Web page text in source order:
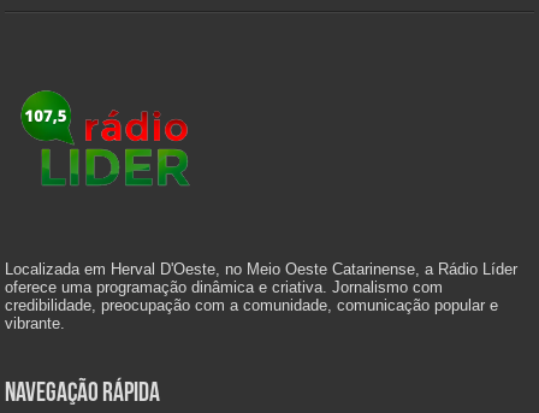
Localizada em Herval D'Oeste, no Meio Oeste Catarinense, a Rádio Líder
oferece uma programação dinâmica e criativa. Jornalismo com
credibilidade, preocupação com a comunidade, comunicação popular e
vibrante.
Navegação Rápida